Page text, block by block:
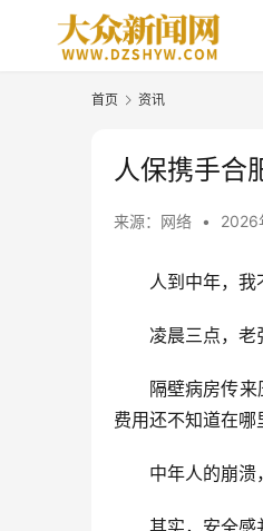
首页 资讯
人保携手合
来源：网络 • 2026
人到中年，
凌晨三点，老
隔壁病房传
费用还不知道在哪
中年人的崩溃